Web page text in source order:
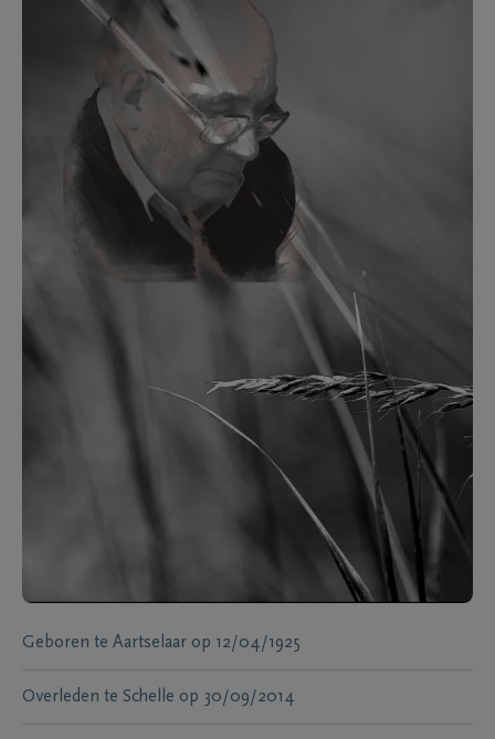
Geboren te Aartselaar op 12/04/1925
Overleden te Schelle op 30/09/2014